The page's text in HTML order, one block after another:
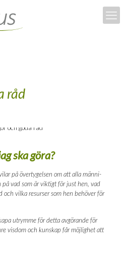
råd
ska göra?
på över­ty­gel­sen om att alla män­ni­
på vad som är vik­tigt för just hen, vad
och vil­ka resur­ser som hen behö­ver för
utrym­me för det­ta avgö­ran­de för
vis­dom och kun­skap får möj­lig­het att